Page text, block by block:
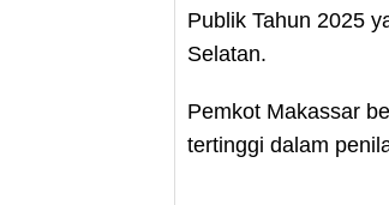
Publik Tahun 2025
Selatan.
Pemkot Makassar
tertinggi dalam